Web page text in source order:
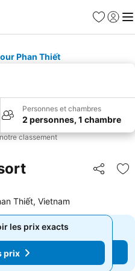
Favoris
Se
Phan Thiết
Personnes et chambres
2 personnes, 1 chambre
classement
Partager
Thiết, Vietnam
les prix exacts
prix
les prix exacts
prix